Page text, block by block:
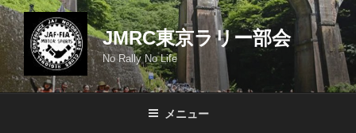
コ
ン
テ
ン
ツ
JMRC東京ラリー部会
No Rally No Life
メニュー